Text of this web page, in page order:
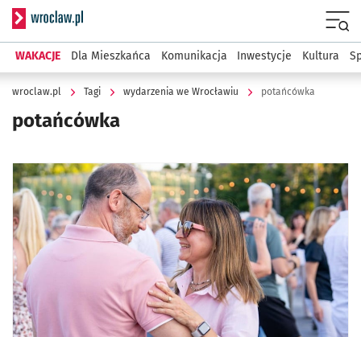
Serwis informacyjny wroclaw.pl
WAKACJE Dla Mieszkańca Komunikacja Inwestycje Kultura
wroclaw.pl Tagi wydarzenia we Wrocławiu potańcówka
potańcówka